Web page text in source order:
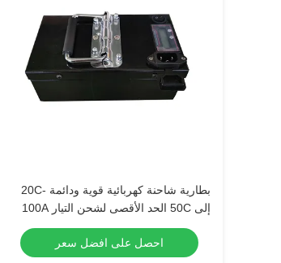
بطارية شاحنة كهربائية قوية ودائمة -20C
إلى 50C الحد الأقصى لشحن التيار 100A
احصل على افضل سعر